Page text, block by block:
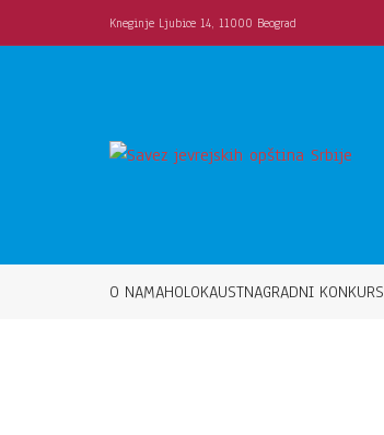
Kneginje Ljubice 14, 11000 Beograd
O NAMAHOLOKAUSTNAGRADNI KONKURS